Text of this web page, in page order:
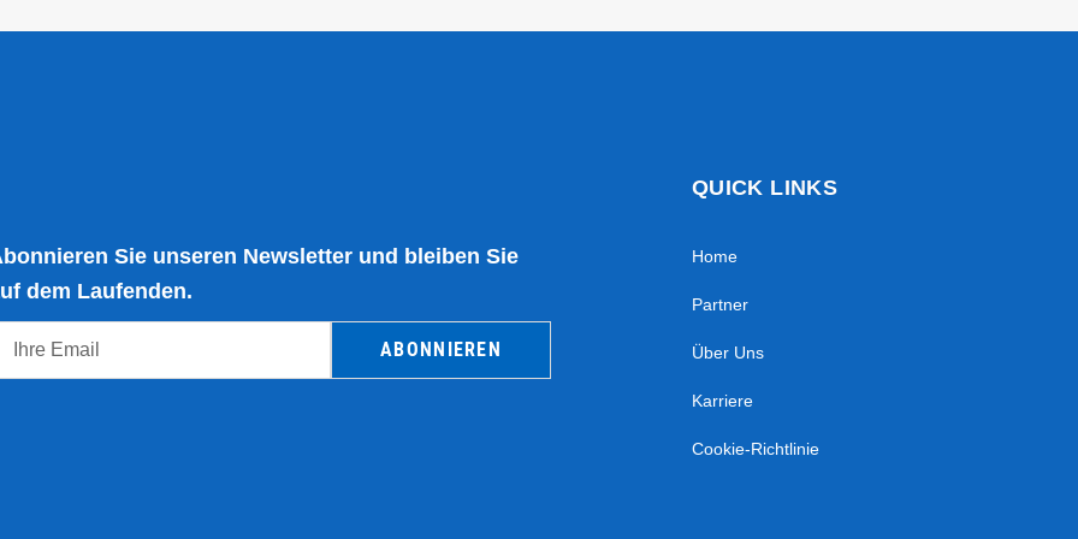
Sie unseren Newsletter und bleiben Sie
dem Laufenden.
QUICK LINKS
Home
Partner
Über Uns
Karriere
Cookie-Richtlinie